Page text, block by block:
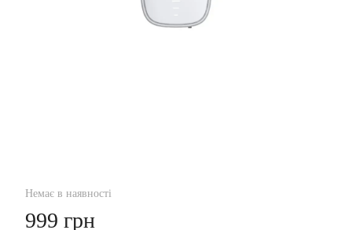
Немає в наявності
999 грн